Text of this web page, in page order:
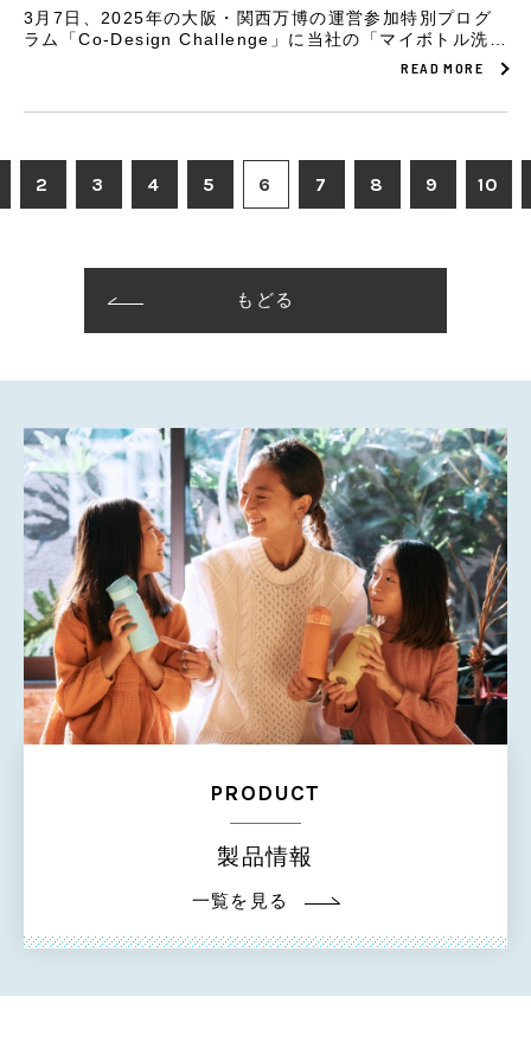
選抜されました
3月7日、2025年の大阪・関西万博の運営参加特別プログ
ラム「Co-Design Challenge」に当社の「マイボトル洗浄
READ MORE
2 3 4 5 6 7 8 9 10
もどる
PRODUCT
製品情報
一覧を見る